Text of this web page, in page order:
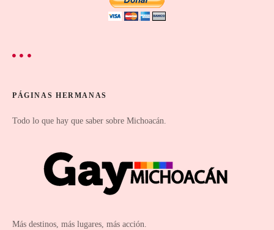
PÁGINAS HERMANAS
Todo lo que hay que saber sobre Michoacán.
Más destinos, más lugares, más acción.